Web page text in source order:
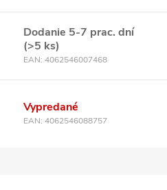
Dodanie 5-7 prac. dní
(>5 ks)
EAN: 4062546007468
Vypredané
EAN: 4062546088757